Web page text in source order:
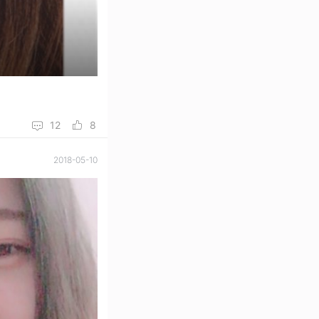
8
12
2018-05-10